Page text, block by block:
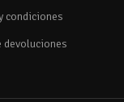
condiciones
devoluciones